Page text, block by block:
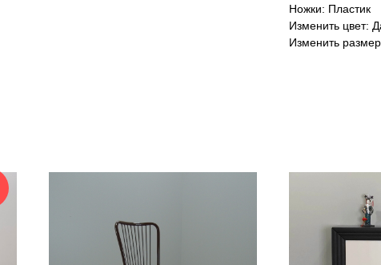
Ножки: Пластик
Изменить цвет:
Изменить